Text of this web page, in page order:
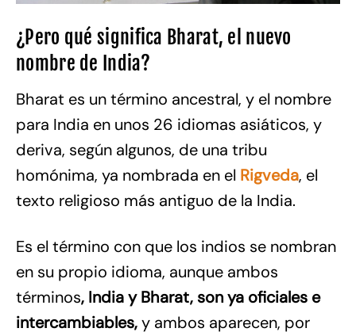
¿Pero qué significa Bharat, el nuevo
nombre de India?
Bharat es un término ancestral, y el nombre
para India en unos 26 idiomas asiáticos, y
deriva, según algunos, de una tribu
homónima, ya nombrada en el Rigveda, el
texto religioso más antiguo de la India.
Es el término con que los indios se nombran
en su propio idioma, aunque ambos
términos, India y Bharat, son ya oficiales e
intercambiables,y ambos aparecen, por